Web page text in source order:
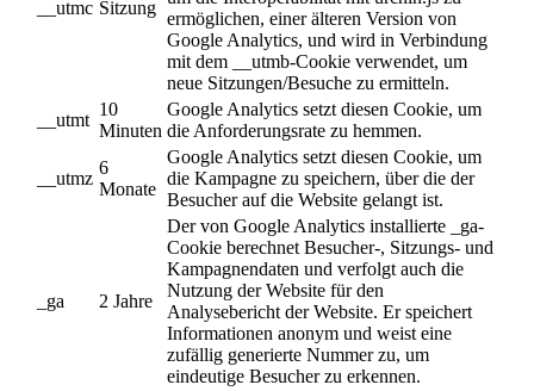
__utmc Sitzung
ermöglichen, einer älteren Version von
Google Analytics, und wird in Verbindung
mit dem __utmb-Cookie verwendet, um
neue Sitzungen/Besuche zu ermitteln.
__utmt
10
Minuten
Google Analytics setzt diesen Cookie, um
die Anforderungsrate zu hemmen.
__utmz
6
Monate
Google Analytics setzt diesen Cookie, um
die Kampagne zu speichern, über die der
Besucher auf die Website gelangt ist.
_ga 2 Jahre
Der von Google Analytics installierte _ga-
Cookie berechnet Besucher-, Sitzungs- und
Kampagnendaten und verfolgt auch die
Nutzung der Website für den
Analysebericht der Website. Er speichert
Informationen anonym und weist eine
zufällig generierte Nummer zu, um
eindeutige Besucher zu erkennen.